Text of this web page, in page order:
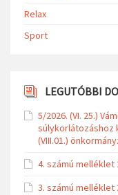
Relax
Sport
LEGUTÓBBI
5/2026. (VI. 25.)
súlykorlátozáshoz
(VIII.01.)
4. számú melléklet
3. számú melléklet